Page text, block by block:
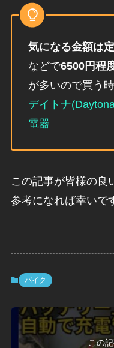
気になる金額は
などで6500円程
が多いので買う
デイトナ
電器
この記事が皆様の良
参考になれば幸いで
バイク
この